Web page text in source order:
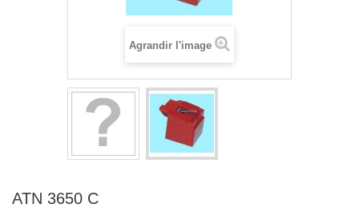
Agrandir l'image
ATN 3650 C